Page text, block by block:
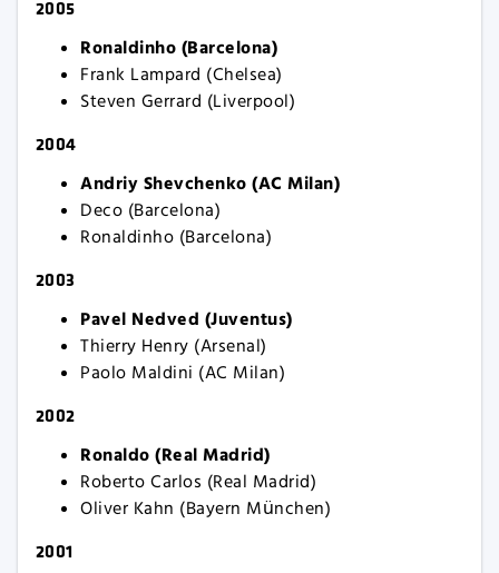
2005
Ronaldinho (Barcelona)
Frank Lampard (Chelsea)
Steven Gerrard (Liverpool)
2004
Andriy Shevchenko (AC Milan)
Deco (Barcelona)
Ronaldinho (Barcelona)
2003
Pavel Nedved (Juventus)
Thierry Henry (Arsenal)
Paolo Maldini (AC Milan)
2002
Ronaldo (Real Madrid)
Roberto Carlos (Real Madrid)
Oliver Kahn (Bayern München)
2001